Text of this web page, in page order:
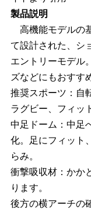
製品説明
高機能モデルの
て設計された、シ
エントリーモデル
ズなどにもおすす
推奨スポーツ：自
ラグビー、フィッ
中足ドーム：中足
化。足にフィット
らみ。
衝撃吸収材：かか
ります。
後方の横アーチの